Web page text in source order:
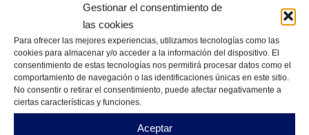
Gestionar el consentimiento de
las cookies
Para ofrecer las mejores experiencias, utilizamos tecnologías como las
cookies para almacenar y/o acceder a la información del dispositivo. El
consentimiento de estas tecnologías nos permitirá procesar datos como el
comportamiento de navegación o las identificaciones únicas en este sitio.
No consentir o retirar el consentimiento, puede afectar negativamente a
ciertas características y funciones.
Aceptar
DESDE
DISPONIBLES
4,77€
DISPONIBLES